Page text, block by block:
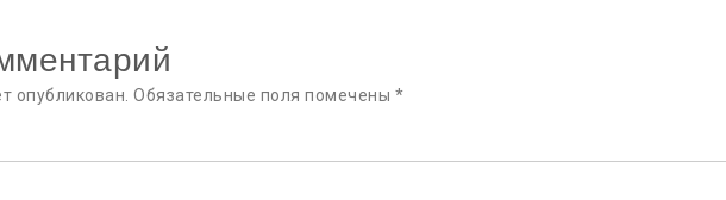
опубликован. Обязательные поля помечены *